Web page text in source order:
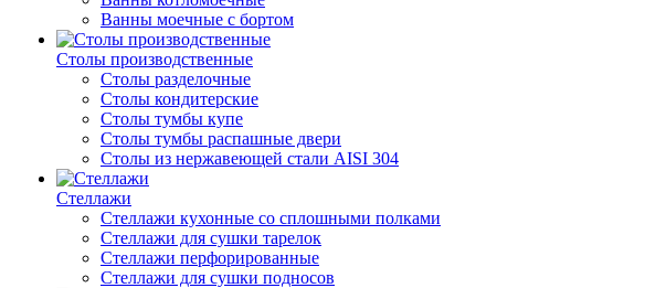
Ванны моечные с бортом
Столы производственные
Столы разделочные
Столы кондитерские
Столы тумбы купе
Столы тумбы распашные двери
Столы из нержавеющей стали AISI 304
Стеллажи
Стеллажи кухонные со сплошными полками
Стеллажи для сушки тарелок
Стеллажи перфорированные
Стеллажи для сушки подносов